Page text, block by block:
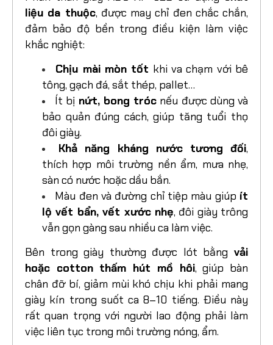
liệu da thuộc, được may chỉ đen chắc chắn,
đảm bảo độ bền trong điều kiện làm việc
khắc nghiệt:
Chịu mài mòn tốt khi va chạm với bê
tông, gạch đá, sắt thép, pallet…
Ít bị nứt, bong tróc nếu được dùng và
bảo quản đúng cách, giúp tăng tuổi thọ
đôi giày.
Khả năng kháng nước tương đối,
thích hợp môi trường nền ẩm, mưa nhẹ,
sàn có nước hoặc dầu bắn.
Màu đen và đường chỉ tiệp màu giúp ít
lộ vết bẩn, vết xước nhẹ, đôi giày trông
vẫn gọn gàng sau nhiều ca làm việc.
Bên trong giày thường được lót bằng vải
hoặc cotton thấm hút mồ hôi, giúp bàn
chân đỡ bí, giảm mùi khó chịu khi phải mang
giày kín trong suốt ca 8–10 tiếng. Điều này
rất quan trọng với người lao động phải làm
việc liên tục trong môi trường nóng, ẩm.